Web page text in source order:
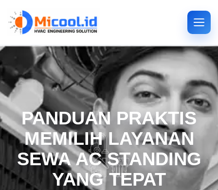
PANDUAN PRAKTIS
MEMILIH LAYANAN
SEWA AC STANDING
YANG TEPAT